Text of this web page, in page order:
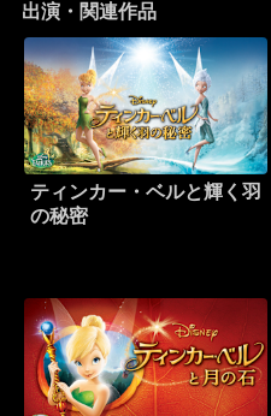
出演・関連作品
ティンカー・ベルと輝く羽
の秘密